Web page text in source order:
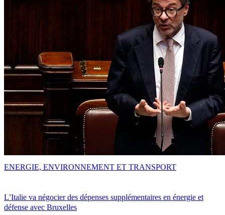
L’Italie va négocier des dépenses supplémentaires en énergie et
défense avec Bruxelles
ENERGIE, ENVIRONNEMENT ET TRANSPORT